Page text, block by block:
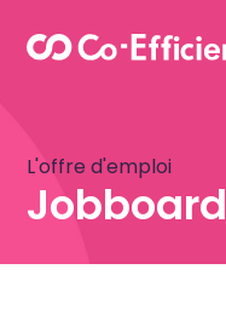
L'offre d'emploi
Jobboard